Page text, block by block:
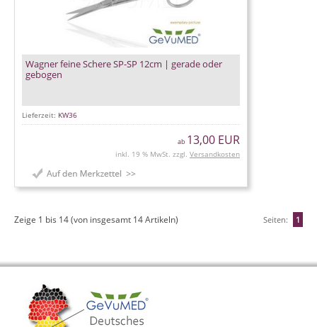
Wagner feine Schere SP-SP 12cm | gerade oder
gebogen
Lieferzeit: KW36
ab 13,00 EUR
inkl. 19 % MwSt. zzgl. Versandkosten
Zeige 1 bis 14(von insgesamt 14Artikeln) Seiten: 1